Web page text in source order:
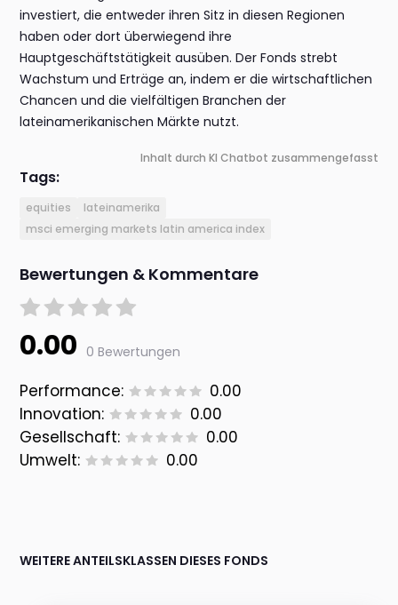
investiert, die entweder ihren Sitz in diesen Regionen
haben oder dort überwiegend ihre
Hauptgeschäftstätigkeit ausüben. Der Fonds strebt
Wachstum und Erträge an, indem er die wirtschaftlichen
Chancen und die vielfältigen Branchen der
lateinamerikanischen Märkte nutzt.
Inhalt durch KI Chatbot zusammengefasst
Tags:
equities
lateinamerika
msci emerging markets latin america index
Bewertungen & Kommentare
0.00 0 Bewertungen
Performance:
0.00
Innovation:
0.00
Gesellschaft:
0.00
Umwelt:
0.00
WEITERE ANTEILSKLASSEN DIESES FONDS